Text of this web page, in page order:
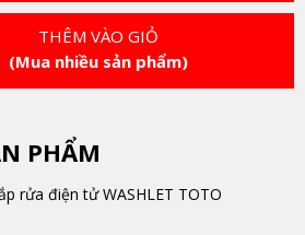
THÊM VÀO GIỎ
(Mua nhiều sản phẩm)
PHẨM
rửa điện tử WASHLET TOTO